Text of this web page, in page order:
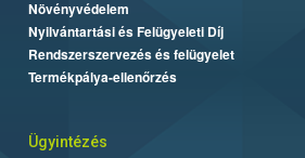
Növényvédelem
Nyilvántartási és Felügyeleti Díj
Rendszerszervezés és felügyelet
Termékpálya-ellenőrzés
Ügyintézés